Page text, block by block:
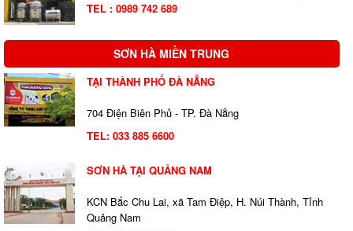
TEL : 0989 742 689
SƠN HÀ MIỀN TRUNG
TẠI THÀNH PHỐ ĐÀ NẴNG
704 Điện Biên Phủ - TP. Đà Nẵng
TEL: 033 885 6600
SƠN HÀ TẠI QUẢNG NAM
KCN Bắc Chu Lai, xã Tam Điệp, H. Núi Thành, Tỉnh
Quảng Nam